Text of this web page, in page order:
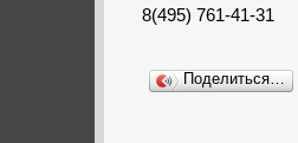
8(495) 761-41-31
Поделиться…